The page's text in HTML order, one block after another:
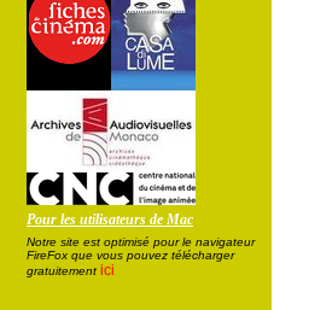
Pour les utilisateurs de Mac
Notre site est optimisé pour le navigateur
FireFox que vous pouvez télécharger
gratuitement ici